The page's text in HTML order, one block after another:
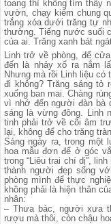
toang thì không tìm thấy
vườn, chạy kiếm chung
trắng xóa dưới trăng tự
thường. Tiếng nước suối
của ai. Trăng xanh bát
Linh trở về phòng, để
đến là nhảy xổ ra nắm
Nhưng mà rồi Linh liệu
đi không? Trăng sáng
xuống ban mai. Chàng
vì nhớ đến người đàn bà
sáng là vừng đông. Linh
tinh phải trở về cõi âm
lại, không để cho trăng
Sáng ngày ra, trong một
hoa mẫu đơn để ở góc
trong “Liêu trai chí dị”,
thành người đẹp sống
phòng mình để thực
không phải là hiện thân
nhân:
– Thưa bác, người xưa
rượu mà thôi, còn chậu